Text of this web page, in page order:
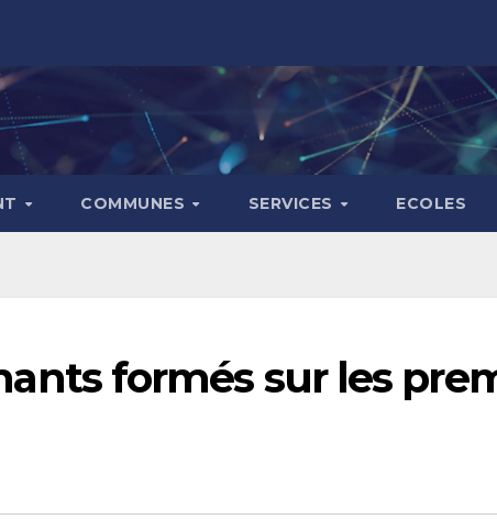
COMMUNES SERVICES ECOLES
formés sur les